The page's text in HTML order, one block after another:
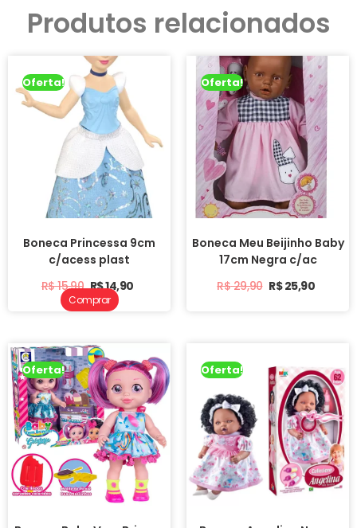
Produtos relacionados
Oferta!
Boneca Princessa 9cm
c/acess plast
R$15,90 R$14,90
Oferta!
Boneca Meu Beijinho Baby
17cm Negra c/ac
R$29,90 R$25,90
Comprar
Oferta! Oferta!